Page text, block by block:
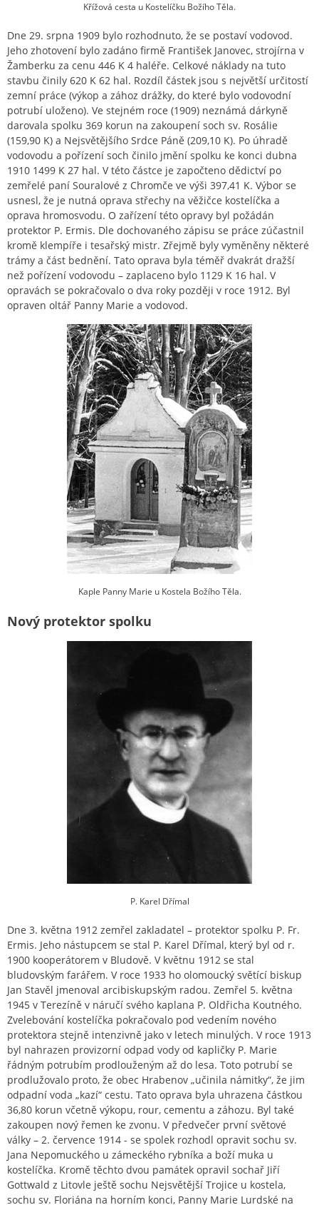
Křížová cesta u Kostelíčku Božího Těla.
Dne 29. srpna 1909 bylo rozhodnuto, že se postaví vodovod.
Jeho zhotovení bylo zadáno firmě František Janovec, strojírna v
Žamberku za cenu 446 K 4 haléře. Celkové náklady na tuto
stavbu činily 620 K 62 hal. Rozdíl částek jsou s největší určitostí
zemní práce (výkop a zához drážky, do které bylo vodovodní
potrubí uloženo). Ve stejném roce (1909) neznámá dárkyně
darovala spolku 369 korun na zakoupení soch sv. Rosálie
(159,90 K) a Nejsvětějšího Srdce Páně (209,10 K). Po úhradě
vodovodu a pořízení soch činilo jmění spolku ke konci dubna
1910 1499 K 27 hal. V této částce je započteno dědictví po
zemřelé paní Souralové z Chromče ve výši 397,41 K. Výbor se
usnesl, že je nutná oprava střechy na věžičce kostelíčka a
oprava hromosvodu. O zařízení této opravy byl požádán
protektor P. Ermis. Dle dochovaného zápisu se práce zúčastnil
kromě klempíře i tesařský mistr. Zřejmě byly vyměněny některé
trámy a část bednění. Tato oprava byla téměř dvakrát dražší
než pořízení vodovodu – zaplaceno bylo 1129 K 16 hal. V
opravách se pokračovalo o dva roky později v roce 1912. Byl
opraven oltář Panny Marie a vodovod.
Kaple Panny Marie u Kostela Božího Těla.
Nový protektor spolku
P. Karel Dřímal
Dne 3. května 1912 zemřel zakladatel – protektor spolku P. Fr.
Ermis. Jeho nástupcem se stal P. Karel Dřímal, který byl od r.
1900 kooperátorem v Bludově. V květnu 1912 se stal
bludovským farářem. V roce 1933 ho olomoucký světící biskup
Jan Stavěl jmenoval arcibiskupským radou. Zemřel 5. května
1945 v Terezíně v náručí svého kaplana P. Oldřicha Koutného.
Zvelebování kostelíčka pokračovalo pod vedením nového
protektora stejně intenzivně jako v letech minulých. V roce 1913
byl nahrazen provizorní odpad vody od kapličky P. Marie
řádným potrubím prodlouženým až do lesa. Toto potrubí se
prodlužovalo proto, že obec Hrabenov „učinila námitky“, že jim
odpadní voda „kazí“ cestu. Tato oprava byla uhrazena částkou
36,80 korun včetně výkopu, rour, cementu a záhozu. Byl také
zakoupen nový řemen ke zvonu. V předvečer první světové
války – 2. července 1914 - se spolek rozhodl opravit sochu sv.
Jana Nepomuckého u zámeckého rybníka a boží muka u
kostelíčka. Kromě těchto dvou památek opravil sochař Jiří
Gottwald z Litovle ještě sochu Nejsvětější Trojice u kostela,
sochu sv. Floriána na horním konci, Panny Marie Lurdské na